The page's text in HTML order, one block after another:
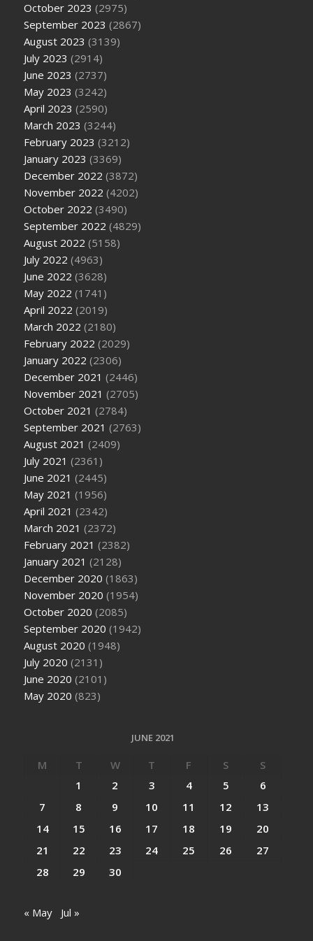
October 2023 (2975)
September 2023 (2867)
August 2023 (3139)
July 2023 (2914)
June 2023 (2737)
May 2023 (3242)
April 2023 (2590)
March 2023 (3244)
February 2023 (3212)
January 2023 (3369)
December 2022 (3872)
November 2022 (4202)
October 2022 (3490)
September 2022 (4829)
August 2022 (5158)
July 2022 (4963)
June 2022 (3628)
May 2022 (1741)
April 2022 (2019)
March 2022 (2180)
February 2022 (2029)
January 2022 (2306)
December 2021 (2446)
November 2021 (2705)
October 2021 (2784)
September 2021 (2763)
August 2021 (2409)
July 2021 (2361)
June 2021 (2445)
May 2021 (1956)
April 2021 (2342)
March 2021 (2372)
February 2021 (2382)
January 2021 (2128)
December 2020 (1863)
November 2020 (1954)
October 2020 (2085)
September 2020 (1942)
August 2020 (1948)
July 2020 (2131)
June 2020 (2101)
May 2020 (823)
JUNE 2021
M T W T F S
S
1
2 3 4 5
6
7
8 9 10 11 12
13
14
15 16 17 18 19
20
21
22 23 24 25 26
27
28
29 30
« May Jul »